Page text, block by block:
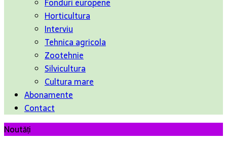
Horticultura
Interviu
Tehnica agricola
Zootehnie
Silvicultura
Cultura mare
Abonamente
Contact
Noutăți